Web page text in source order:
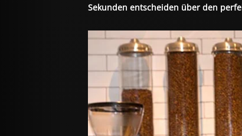
Sekunden entscheiden über den